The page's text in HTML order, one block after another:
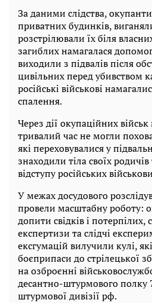
За даними слідства,
приватних будинків,
розстрілювали їх біля
загиблих намагалася
виходили з підвалів після
цивільних перед убивством
російські військові
спалення.
Через дії окупаційних військ
тривалий час не могли
які переховувалися у
знаходили тіла своїх родичів
відступу російських
У межах досудового
провели масштабну роботу:
допити свідків і потерпілих,
експертизи та слідчі
ексгумацій вилучили кулі,
боєприпаси до стрілецької
на озброєнні
десантно-штурмового полку
штурмової дивізії рф.